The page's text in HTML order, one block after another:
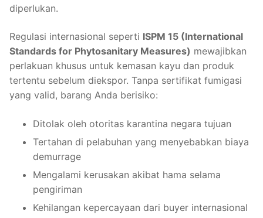
diperlukan.
Regulasi internasional seperti ISPM 15 (International
Standards for Phytosanitary Measures) mewajibkan
perlakuan khusus untuk kemasan kayu dan produk
tertentu sebelum diekspor. Tanpa sertifikat fumigasi
yang valid, barang Anda berisiko:
Ditolak oleh otoritas karantina negara tujuan
Tertahan di pelabuhan yang menyebabkan biaya
demurrage
Mengalami kerusakan akibat hama selama
pengiriman
Kehilangan kepercayaan dari buyer internasional